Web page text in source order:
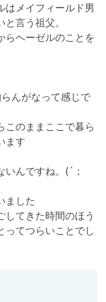
はメイフィールド男
言う祖父。
らヘーゼルのことを
んがなって感じで
このままここで暮ら
ます
んですね。(´；
ました
してきた時間のほう
ってつらいことでし